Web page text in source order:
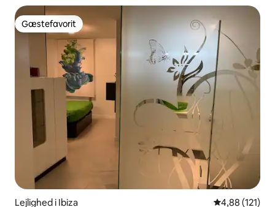
Gæstefavorit
Gæstefavorit
Lejlighed i Ibiza 4,88 ud af 5 i
4,88 (121)